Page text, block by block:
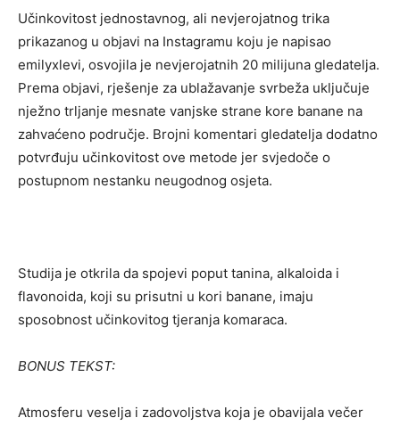
Učinkovitost jednostavnog, ali nevjerojatnog trika
prikazanog u objavi na Instagramu koju je napisao
emilyxlevi, osvojila je nevjerojatnih 20 milijuna gledatelja.
Prema objavi, rješenje za ublažavanje svrbeža uključuje
nježno trljanje mesnate vanjske strane kore banane na
zahvaćeno područje. Brojni komentari gledatelja dodatno
potvrđuju učinkovitost ove metode jer svjedoče o
postupnom nestanku neugodnog osjeta.
Studija je otkrila da spojevi poput tanina, alkaloida i
flavonoida, koji su prisutni u kori banane, imaju
sposobnost učinkovitog tjeranja komaraca.
BONUS TEKST:
Atmosferu veselja i zadovoljstva koja je obavijala večer